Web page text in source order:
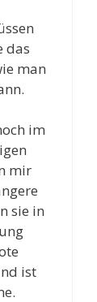
das
man
im
mir
sie in
ist